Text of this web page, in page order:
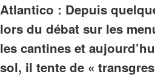
Atlantico : Depuis
lors du débat sur les
les cantines et
sol, il tente de «